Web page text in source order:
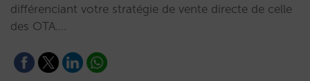
différenciant votre stratégie de vente directe de celle
des OTA.…